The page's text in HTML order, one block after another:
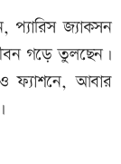
প্যারিস জ্যাকসন
গড়ে তুলছেন।
ফ্যাশনে, আবার